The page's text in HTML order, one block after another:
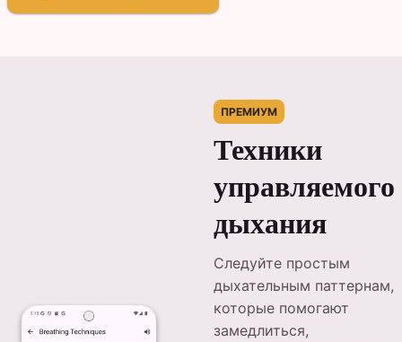
ПРЕМИУМ
Техники
управляемого
дыхания
Следуйте простым
дыхательным паттернам,
которые помогают
замедлиться,